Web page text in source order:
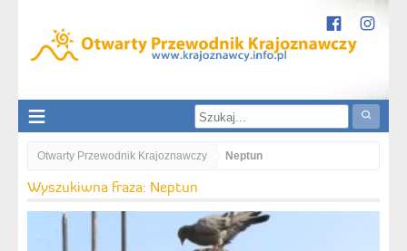
Otwarty Przewodnik Krajoznawczy Neptun
Wyszukiwna fraza: Neptun